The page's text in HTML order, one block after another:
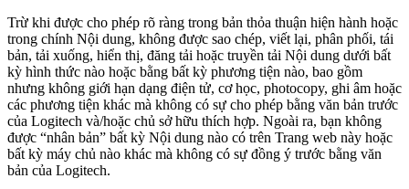
Trừ khi được cho phép rõ ràng trong bản thỏa thuận hiện hành hoặc
trong chính Nội dung, không được sao chép, viết lại, phân phối, tái
bản, tải xuống, hiển thị, đăng tải hoặc truyền tải Nội dung dưới bất
kỳ hình thức nào hoặc bằng bất kỳ phương tiện nào, bao gồm
nhưng không giới hạn dạng điện tử, cơ học, photocopy, ghi âm hoặc
các phương tiện khác mà không có sự cho phép bằng văn bản trước
của Logitech và/hoặc chủ sở hữu thích hợp. Ngoài ra, bạn không
được “nhân bản” bất kỳ Nội dung nào có trên Trang web này hoặc
bất kỳ máy chủ nào khác mà không có sự đồng ý trước bằng văn
bản của Logitech.